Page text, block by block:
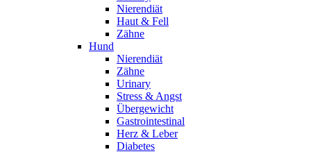
Nierendiät
Haut & Fell
Zähne
Hund
Nierendiät
Zähne
Urinary
Stress & Angst
Übergewicht
Gastrointestinal
Herz & Leber
Diabetes